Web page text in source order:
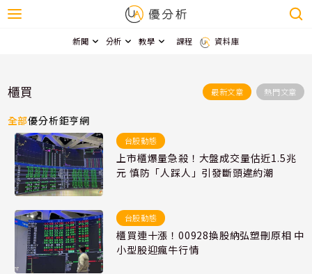
新聞 分析 教學 課程 資料庫
櫃買 最新文章 熱門文章
全部優分析鉅亨網
台股動態
上市櫃爆量急殺！大盤成交量估近1.5兆
元 慎防「人踩人」引發斷頭違約潮
台股動態
櫃買連十漲！00928換股納弘塑刪原相 中
小型股迎瘋牛行情